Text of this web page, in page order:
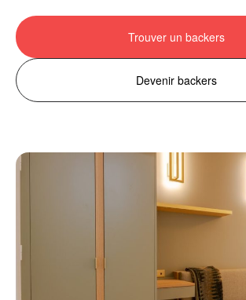
Trouver un backers
Devenir backers